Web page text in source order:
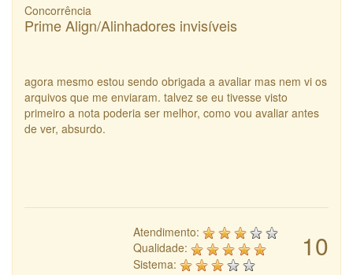
Concorrência
Prime Align/Alinhadores invisíveis
agora mesmo estou sendo obrigada a avaliar mas nem vi os
arquivos que me enviaram. talvez se eu tivesse visto
primeiro a nota poderia ser melhor, como vou avaliar antes
de ver, absurdo.
10
Atendimento:
Qualidade:
Sistema: